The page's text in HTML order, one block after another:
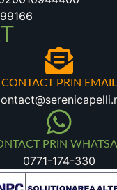
CONTACT PRIN EMAIL
PRIN
0771-174-330